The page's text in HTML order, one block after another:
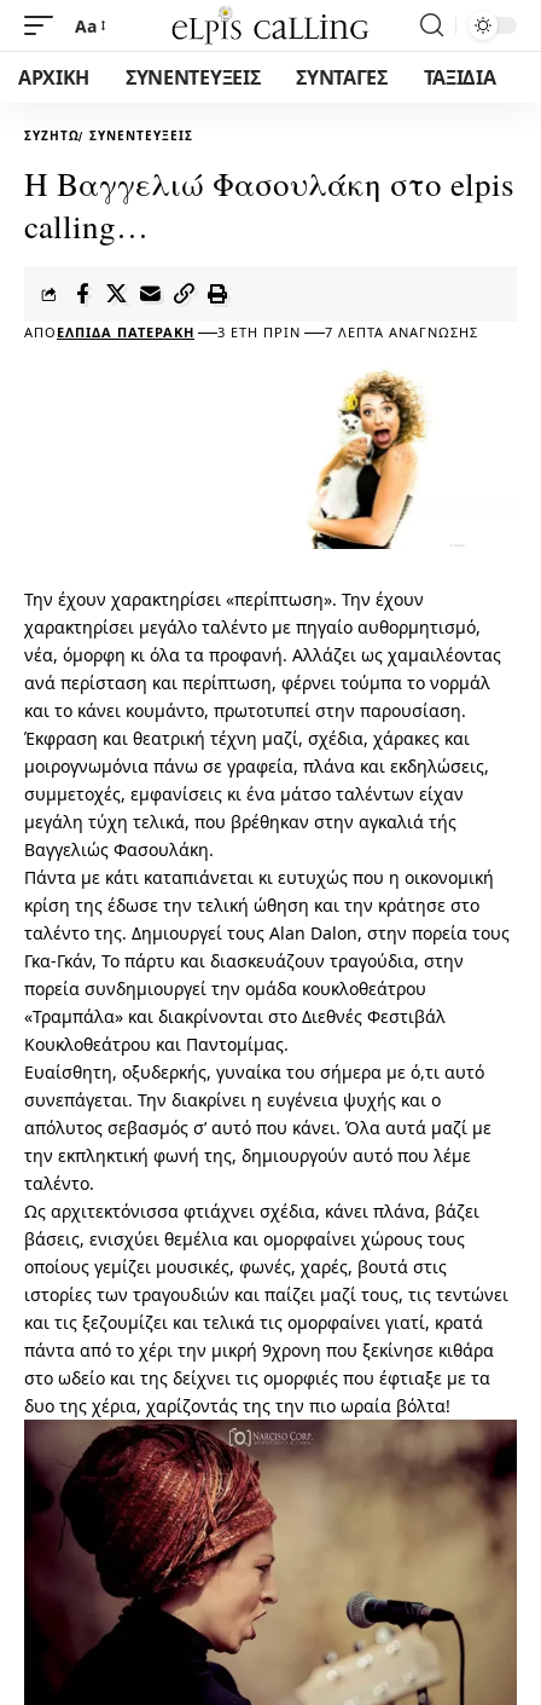
Aa
ΑΡΧΙΚΗ ΣΥΝΕΝΤΕΥΞΕΙΣ ΣΥΝΤΑΓΕΣ ΤΑΞΙΔΙΑ
ΣΥΖΗΤΏ ΣΥΝΕΝΤΕΎΞΕΙΣ
Η Βαγγελιώ Φασουλάκη στο elpis
calling…
ΑΠΌ ΕΛΠΊΔΑ ΠΑΤΕΡΆΚΗ 3 ΈΤΗ ΠΡΙΝ 7 ΛΕΠΤΆ ΑΝΆΓΝΩΣΗΣ
Την έχουν χαρακτηρίσει «περίπτωση». Την έχουν
χαρακτηρίσει μεγάλο ταλέντο με πηγαίο αυθορμητισμό,
νέα, όμορφη κι όλα τα προφανή. Αλλάζει ως χαμαιλέοντας
ανά περίσταση και περίπτωση, φέρνει τούμπα το νορμάλ
και το κάνει κουμάντο, πρωτοτυπεί στην παρουσίαση.
Έκφραση και θεατρική τέχνη μαζί, σχέδια, χάρακες και
μοιρογνωμόνια πάνω σε γραφεία, πλάνα και εκδηλώσεις,
συμμετοχές, εμφανίσεις κι ένα μάτσο ταλέντων είχαν
μεγάλη τύχη τελικά, που βρέθηκαν στην αγκαλιά τής
Βαγγελιώς Φασουλάκη.
Πάντα με κάτι καταπιάνεται κι ευτυχώς που η οικονομική
κρίση της έδωσε την τελική ώθηση και την κράτησε στο
ταλέντο της. Δημιουργεί τους Alan Dalon, στην πορεία τους
Γκα-Γκάν, Το πάρτυ και διασκευάζουν τραγούδια, στην
πορεία συνδημιουργεί την ομάδα κουκλοθεάτρου
«Τραμπάλα» και διακρίνονται στο Διεθνές Φεστιβάλ
Κουκλοθεάτρου και Παντομίμας.
Ευαίσθητη, οξυδερκής, γυναίκα του σήμερα με ό,τι αυτό
συνεπάγεται. Την διακρίνει η ευγένεια ψυχής και ο
απόλυτος σεβασμός σ’ αυτό που κάνει. Όλα αυτά μαζί με
την εκπληκτική φωνή της, δημιουργούν αυτό που λέμε
ταλέντο.
Ως αρχιτεκτόνισσα φτιάχνει σχέδια, κάνει πλάνα, βάζει
βάσεις, ενισχύει θεμέλια και ομορφαίνει χώρους τους
οποίους γεμίζει μουσικές, φωνές, χαρές, βουτά στις
ιστορίες των τραγουδιών και παίζει μαζί τους, τις τεντώνει
και τις ξεζουμίζει και τελικά τις ομορφαίνει γιατί, κρατά
πάντα από το χέρι την μικρή 9χρονη που ξεκίνησε κιθάρα
στο ωδείο και της δείχνει τις ομορφιές που έφτιαξε με τα
δυο της χέρια, χαρίζοντάς της την πιο ωραία βόλτα!